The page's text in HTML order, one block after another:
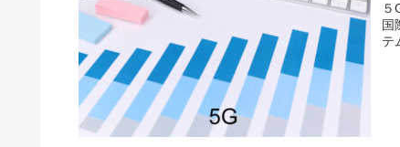
５Gとは？ 第
国
テ